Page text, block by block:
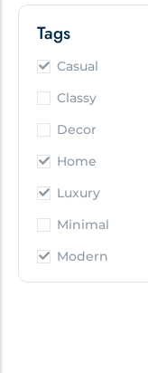
Tags
Casual
Classy
Decor
Home
Luxury
Minimal
Modern